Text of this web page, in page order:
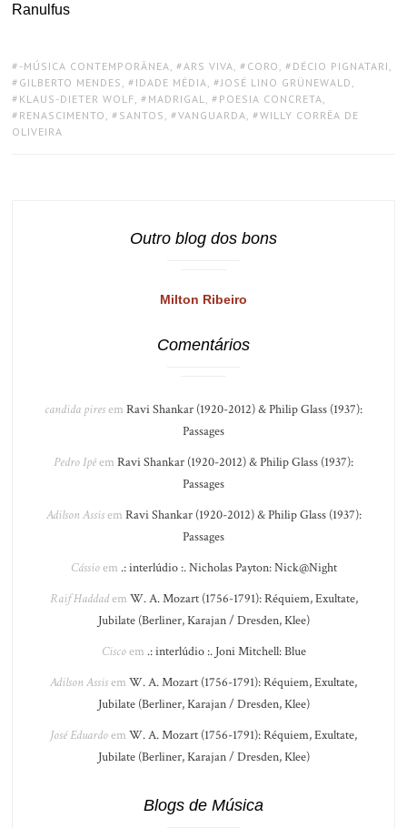
Ranulfus
TAGS:
-MÚSICA CONTEMPORÂNEA , ARS VIVA , CORO , DÉCIO PIGNATARI
GILBERTO MENDES , IDADE MÉDIA , JOSÉ LINO GRÜNEWALD
KLAUS-DIETER WOLF , MADRIGAL , POESIA CONCRETA
RENASCIMENTO , SANTOS , VANGUARDA , WILLY CORRÊA DE
OLIVEIRA
Outro blog dos bons
Milton Ribeiro
Comentários
candida piresem Ravi Shankar (1920-2012) & Philip Glass (1937):
Passages
Pedro Ipêem Ravi Shankar (1920-2012) & Philip Glass (1937):
Passages
Adilson Assisem Ravi Shankar (1920-2012) & Philip Glass (1937):
Passages
Cássioem .: interlúdio :. Nicholas Payton: Nick@Night
Raif Haddadem W. A. Mozart (1756-1791): Réquiem, Exultate,
Jubilate (Berliner, Karajan / Dresden, Klee)
Ciscoem .: interlúdio :. Joni Mitchell: Blue
Adilson Assisem W. A. Mozart (1756-1791): Réquiem, Exultate,
Jubilate (Berliner, Karajan / Dresden, Klee)
José Eduardoem W. A. Mozart (1756-1791): Réquiem, Exultate,
Jubilate (Berliner, Karajan / Dresden, Klee)
Blogs de Música